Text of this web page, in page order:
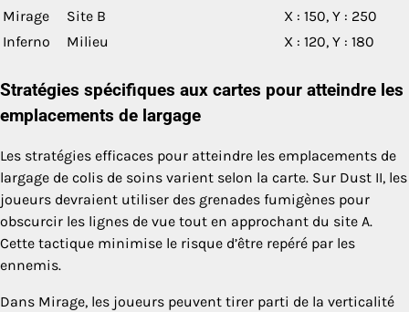
Mirage
Site B
X : 150, Y : 250
Inferno
Milieu X : 120, Y : 180
Stratégies spécifiques aux cartes pour atteindre les
emplacements de largage
Les stratégies efficaces pour atteindre les emplacements de
largage de colis de soins varient selon la carte. Sur Dust II, les
joueurs devraient utiliser des grenades fumigènes pour
obscurcir les lignes de vue tout en approchant du site A.
Cette tactique minimise le risque d’être repéré par les
ennemis.
Dans Mirage, les joueurs peuvent tirer parti de la verticalité